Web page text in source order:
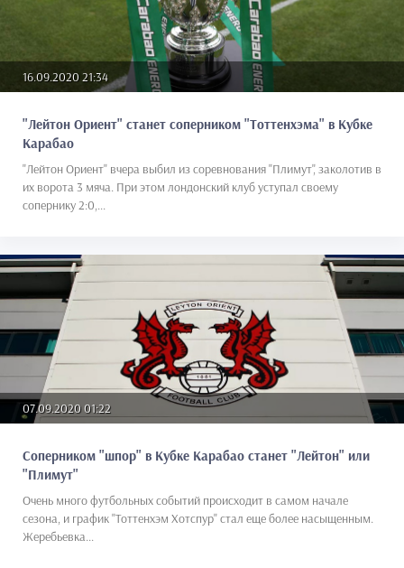
16.09.2020 21:34
"Лейтон Ориент" станет соперником "Тоттенхэма" в Кубке
Карабао
"Лейтон Ориент" вчера выбил из соревнования "Плимут", заколотив в
их ворота 3 мяча. При этом лондонский клуб уступал своему
сопернику 2:0,...
07.09.2020 01:22
Соперником "шпор" в Кубке Карабао станет "Лейтон" или
"Плимут"
Очень много футбольных событий происходит в самом начале
сезона, и график "Тоттенхэм Хотспур" стал еще более насыщенным.
Жеребьевка...